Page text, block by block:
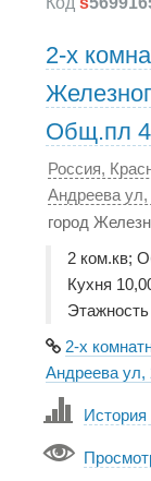
2-х
Общ.пл
Россия,
Андреева ул,
город
2 ком.кв;
Кухня
2-х
Андреева
История